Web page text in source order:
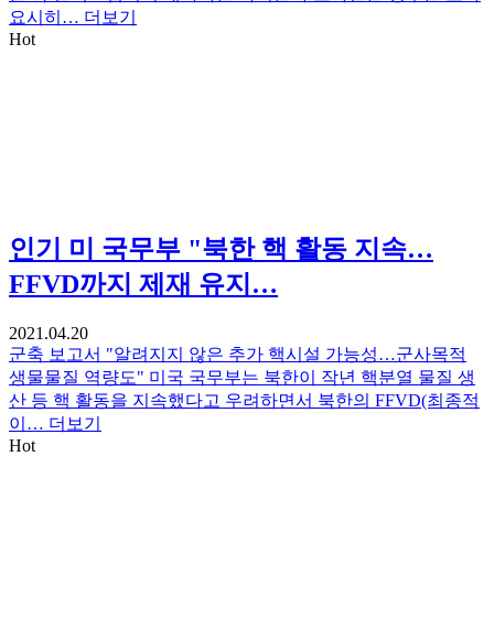
요시히… 더보기
Hot
인기
미 국무부 "북한 핵 활동 지속…
FFVD까지 제재 유지…
2021.04.20
군축 보고서 "알려지지 않은 추가 핵시설 가능성…군사목적
생물물질 역량도" 미국 국무부는 북한이 작년 핵분열 물질 생
산 등 핵 활동을 지속했다고 우려하면서 북한의 FFVD(최종적
이… 더보기
Hot